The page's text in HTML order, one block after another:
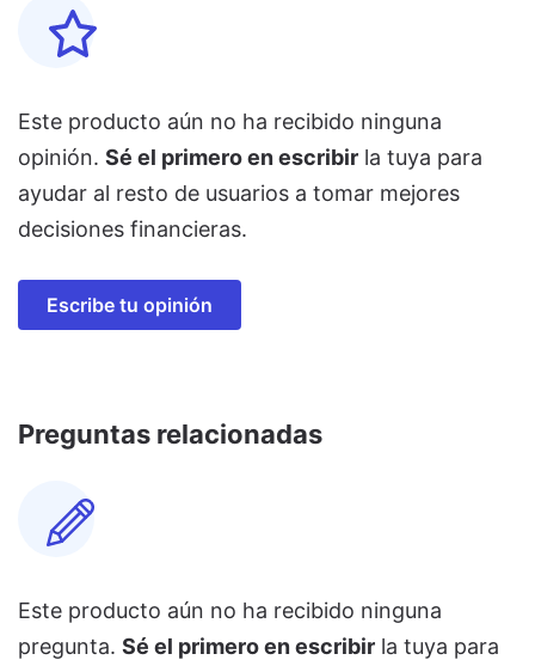
Este producto aún no ha recibido ninguna
opinión. Sé el primero en escribir la tuya para
ayudar al resto de usuarios a tomar mejores
decisiones financieras.
Escribe tu opinión
Preguntas relacionadas
Este producto aún no ha recibido ninguna
pregunta. Sé el primero en escribir la tuya para